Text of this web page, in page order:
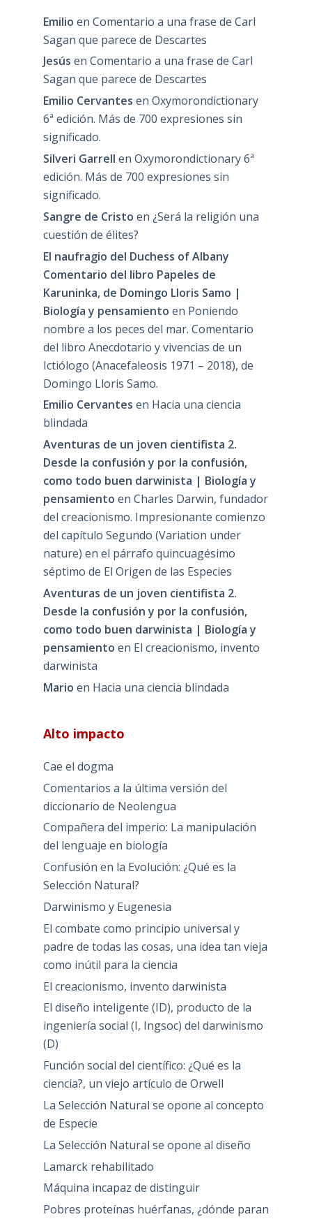
Emilio en Comentario a una frase de Carl
Sagan que parece de Descartes
Jesús en Comentario a una frase de Carl
Sagan que parece de Descartes
Emilio Cervantes en Oxymorondictionary
6ª edición. Más de 700 expresiones sin
significado.
Silveri Garrell en Oxymorondictionary 6ª
edición. Más de 700 expresiones sin
significado.
Sangre de Cristo en ¿Será la religión una
cuestión de élites?
El naufragio del Duchess of Albany
Comentario del libro Papeles de
Karuninka, de Domingo Lloris Samo |
Biología y pensamiento en Poniendo
nombre a los peces del mar. Comentario
del libro Anecdotario y vivencias de un
Ictiólogo (Anacefaleosis 1971 – 2018), de
Domingo Lloris Samo.
Emilio Cervantes en Hacia una ciencia
blindada
Aventuras de un joven cientifista 2.
Desde la confusión y por la confusión,
como todo buen darwinista | Biología y
pensamiento en Charles Darwin, fundador
del creacionismo. Impresionante comienzo
del capítulo Segundo (Variation under
nature) en el párrafo quincuagésimo
séptimo de El Origen de las Especies
Aventuras de un joven cientifista 2.
Desde la confusión y por la confusión,
como todo buen darwinista | Biología y
pensamiento en El creacionismo, invento
darwinista
Mario en Hacia una ciencia blindada
Alto impacto
Cae el dogma
Comentarios a la última versión del
diccionario de Neolengua
Compañera del imperio: La manipulación
del lenguaje en biología
Confusión en la Evolución: ¿Qué es la
Selección Natural?
Darwinismo y Eugenesia
El combate como principio universal y
padre de todas las cosas, una idea tan vieja
como inútil para la ciencia
El creacionismo, invento darwinista
El diseño inteligente (ID), producto de la
ingeniería social (I, Ingsoc) del darwinismo
(D)
Función social del científico: ¿Qué es la
ciencia?, un viejo artículo de Orwell
La Selección Natural se opone al concepto
de Especie
La Selección Natural se opone al diseño
Lamarck rehabilitado
Máquina incapaz de distinguir
Pobres proteínas huérfanas, ¿dónde paran